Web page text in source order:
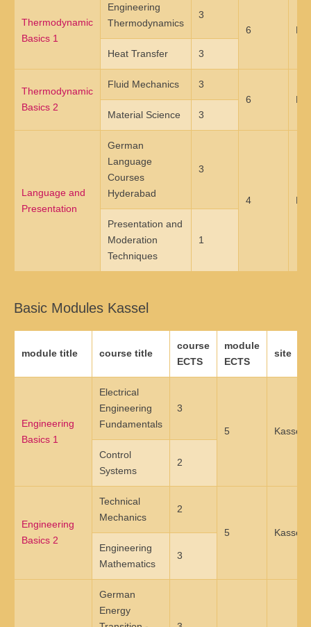
Bewerben Übersicht
Master in Bildungsmanagement
Übersicht
Master of Science Wind Energy Systems
Wind Energy Systems (WES) - Diploma of Advanced Studies
Anmelden Übersicht
Anmelden Übersicht
Marketing & Sales
Innovation & Entrepreneurship
Übersicht
Organisation, Wettbewerb und Recht im ÖPNV
Betrieb, Technik und Verkehrsmanagement des ÖPNV
Planung, Betrieb und Steuerung von Produktions- und
Thermodynamic
Basics 1
Engineering
Thermodynamics
3
6
Heat Transfer 3
Thermodynamic
Basics 2
Fluid Mechanics
3
6
Material Science
3
Language and
Presentation
German
Language
Courses
Hyderabad
3
4
Presentation and
Moderation
Techniques
1
Basic Modules Kassel
module title course title
course
ECTS
module
ECTS
site
Engineering
Basics 1
Electrical
Engineering
Fundamentals
3
5 Kassel
Control
Systems
2
Engineering
Basics 2
Technical
Mechanics
2
5
Kassel
Engineering
Mathematics
3
German
Energy